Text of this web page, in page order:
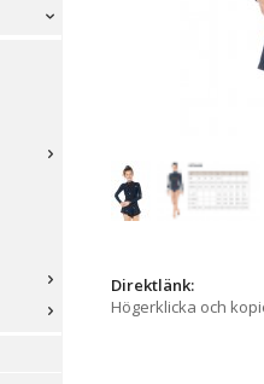
Direktlänk:
Högerklicka och